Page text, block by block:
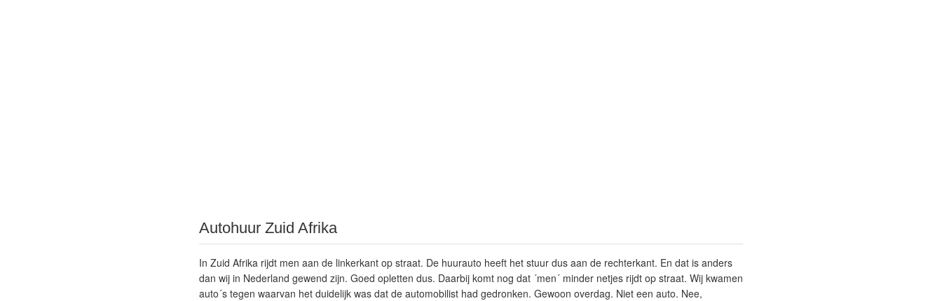
Autohuur Zuid Afrika
In Zuid Afrika rijdt men aan de linkerkant op straat. De huurauto heeft het stuur dus aan de rechterkant. En dat is anders
dan wij in Nederland gewend zijn. Goed opletten dus. Daarbij komt nog dat ´men´ minder netjes rijdt op straat. Wij kwamen
auto´s tegen waarvan het duidelijk was dat de automobilist had gedronken. Gewoon overdag. Niet een auto. Nee,